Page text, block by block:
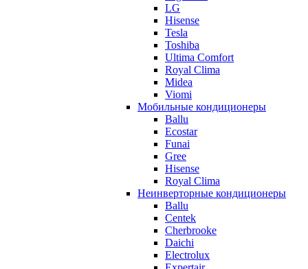
LG
Hisense
Tesla
Toshiba
Ultima Comfort
Royal Clima
Midea
Viomi
Мобильные кондиционеры
Ballu
Ecostar
Funai
Gree
Hisense
Royal Clima
Неинверторные кондиционеры
Ballu
Centek
Cherbrooke
Daichi
Electrolux